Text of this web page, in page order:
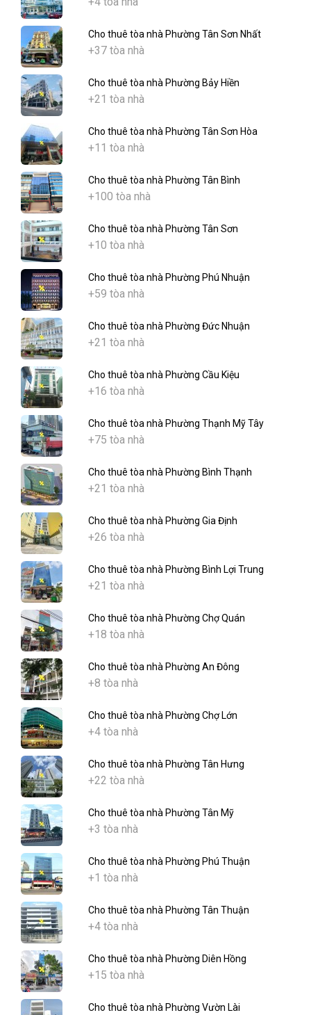
Cho thuê tòa nhà Phường Tân Sơn Nhất
+37 tòa nhà
Cho thuê tòa nhà Phường Bảy Hiền
+21 tòa nhà
Cho thuê tòa nhà Phường Tân Sơn Hòa
+11 tòa nhà
Cho thuê tòa nhà Phường Tân Bình
+100 tòa nhà
Cho thuê tòa nhà Phường Tân Sơn
+10 tòa nhà
Cho thuê tòa nhà Phường Phú Nhuận
+59 tòa nhà
Cho thuê tòa nhà Phường Đức Nhuận
+21 tòa nhà
Cho thuê tòa nhà Phường Cầu Kiệu
+16 tòa nhà
Cho thuê tòa nhà Phường Thạnh Mỹ Tây
+75 tòa nhà
Cho thuê tòa nhà Phường Bình Thạnh
+21 tòa nhà
Cho thuê tòa nhà Phường Gia Định
+26 tòa nhà
Cho thuê tòa nhà Phường Bình Lợi Trung
+21 tòa nhà
Cho thuê tòa nhà Phường Chợ Quán
+18 tòa nhà
Cho thuê tòa nhà Phường An Đông
+8 tòa nhà
Cho thuê tòa nhà Phường Chợ Lớn
+4 tòa nhà
Cho thuê tòa nhà Phường Tân Hưng
+22 tòa nhà
Cho thuê tòa nhà Phường Tân Mỹ
+3 tòa nhà
Cho thuê tòa nhà Phường Phú Thuận
+1 tòa nhà
Cho thuê tòa nhà Phường Tân Thuận
+4 tòa nhà
Cho thuê tòa nhà Phường Diên Hồng
+15 tòa nhà
Cho thuê tòa nhà Phường Vườn Lài